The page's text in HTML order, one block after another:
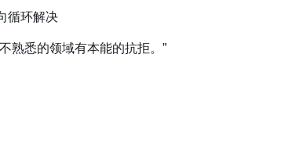
循环解决
熟悉的领域有本能的抗拒。”